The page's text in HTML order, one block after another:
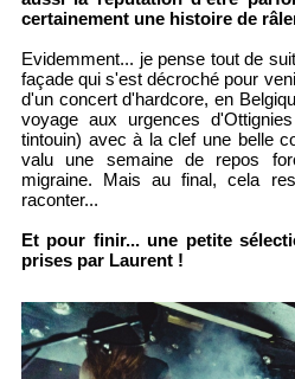
certainement une histoire de
Evidemment... je pense tout de
façade qui s'est décroché pour
d'un concert d'hardcore, en
voyage aux urgences
tintouin) avec à la clef une belle
valu une semaine de repos
migraine. Mais au final, cela
raconter...
Et pour finir... une petite
prises par Laurent !